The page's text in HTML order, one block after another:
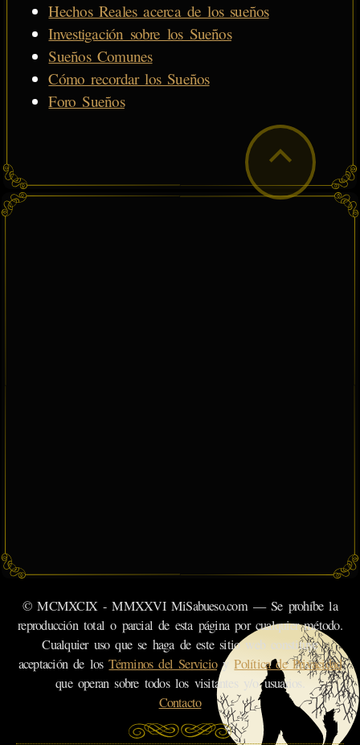
Hechos Reales acerca de los sueños
Investigación sobre los Sueños
Sueños Comunes
Cómo recordar los Sueños
Foro Sueños
© MCMXCIX - MMXXVI MiSabueso.com — Se prohíbe la
reproducción total o parcial de esta página por cualquier método.
Cualquier uso que se haga de este sitio web constituye
aceptación de losTérminos del ServicioyPolítica de Privacidad
que operan sobre todos los visitantes y/o usuarios.
Contacto